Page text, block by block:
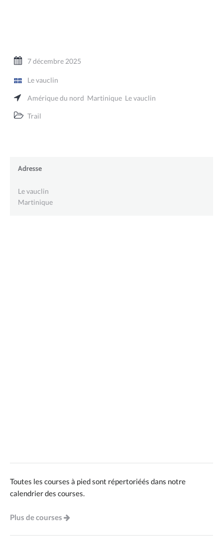
7 décembre 2025
Le vauclin
Amérique du nord Martinique Le vauclin
Trail
Adresse
Le vauclin
Martinique
Toutes les courses à pied sont répertoriéés dans notre
calendrier des courses.
Plus de courses